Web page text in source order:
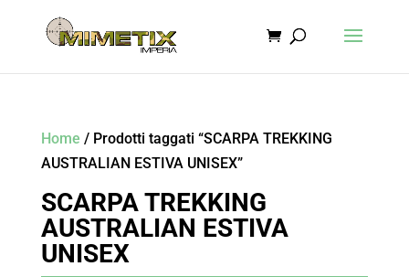
Home / Prodotti taggati “SCARPA TREKKING
AUSTRALIAN ESTIVA UNISEX”
SCARPA TREKKING
AUSTRALIAN ESTIVA
UNISEX